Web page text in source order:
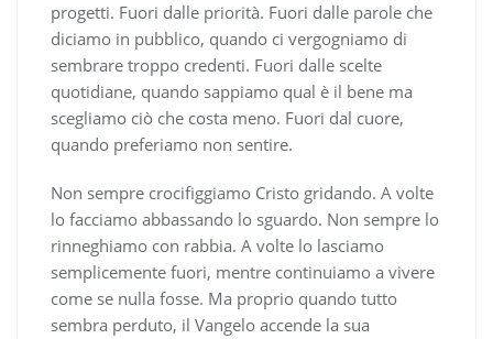
progetti. Fuori dalle priorità. Fuori dalle parole che
diciamo in pubblico, quando ci vergogniamo di
sembrare troppo credenti. Fuori dalle scelte
quotidiane, quando sappiamo qual è il bene ma
scegliamo ciò che costa meno. Fuori dal cuore,
quando preferiamo non sentire.
Non sempre crocifiggiamo Cristo gridando. A volte
lo facciamo abbassando lo sguardo. Non sempre lo
rinneghiamo con rabbia. A volte lo lasciamo
semplicemente fuori, mentre continuiamo a vivere
come se nulla fosse. Ma proprio quando tutto
sembra perduto, il Vangelo accende la sua